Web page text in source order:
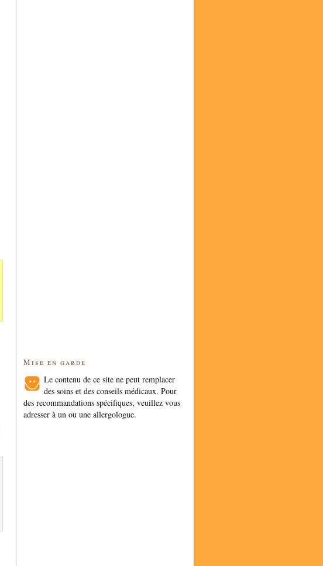
Mise en garde
Le contenu de ce site ne peut remplacer
des soins et des conseils médicaux. Pour
des recommandations spécifiques, veuillez vous
adresser à un ou une allergologue.